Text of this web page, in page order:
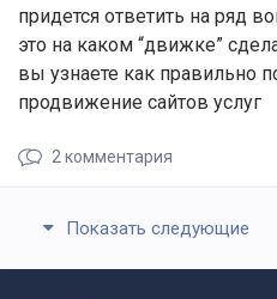
придется ответить на ряд
это на каком “движке”
вы узнаете как правильно
продвижение сайтов услуг
2 комментария
Показать следующие